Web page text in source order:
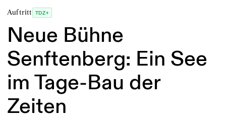
Auftritt TDZ+
Neue Bühne
Senftenberg: Ein See
im Tage-Bau der
Zeiten